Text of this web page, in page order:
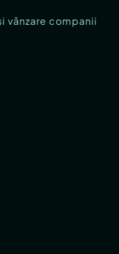
vânzare companii